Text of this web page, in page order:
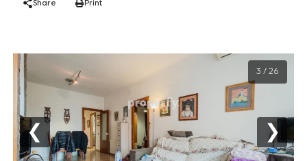
Share Print
❮ ❯
3 / 26